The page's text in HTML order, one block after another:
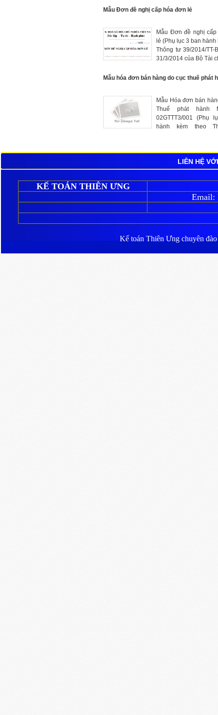
31/3/2014 của Bộ Tài
Mẫu Đơn đề nghị cấp hóa đơn lẻ
Mẫu Đơn đề nghị
lẻ (Phụ lục 3 ban hành
Thông tư 39/2014/TT-
31/3/2014 của Bộ Tài
Mẫu hóa đơn bán hàng do cục thuế phát
Mẫu Hóa đơn bán
Thuế phát hành
02GTTT3/001 (Phụ
hành kèm theo
LIÊN HỆ
KẾ TOÁN THIÊN ƯNG
Email:
Kế toán Thiên Ưngchuyên đào